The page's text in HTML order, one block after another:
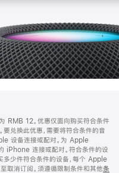
RMB 12。优惠仅面向购买符合条件
兑换此优惠，需要将符合条件的音
设备连接或配对。为 Apple
iPhone 连接或配对。符合条件的设
多少件符合条件的设备，每个 Apple
取消订阅。须遵循限制条件和其他条